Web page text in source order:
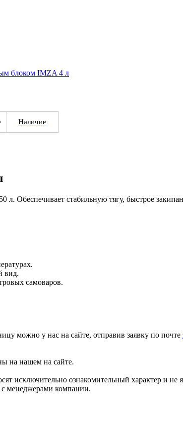
блоком IMZA 4 л
Наличие
л. Обеспечивает стабильную тягу, быстрое
вид.
самоваров.
можно у нас на сайте, отправив заявку по почте
на нашем на сайте.
исключительно ознакомительный характер и
с менеджерами компании.